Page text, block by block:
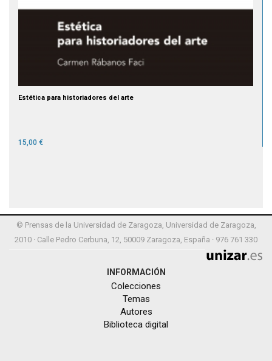
Estética para historiadores del arte
15,00 €
© Prensas de la Universidad de Zaragoza, Universidad de Zaragoza,
2010 · Calle Pedro Cerbuna, 12, 50009 Zaragoza, España · 976 761 330
INFORMACIÓN
Colecciones
Temas
Autores
Biblioteca digital